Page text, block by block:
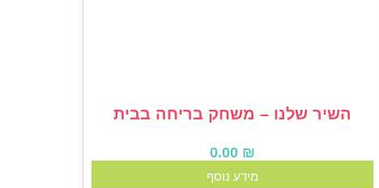
השיר שלנו – משחק בריחה בבית
0.00 ₪
מידע נוסף